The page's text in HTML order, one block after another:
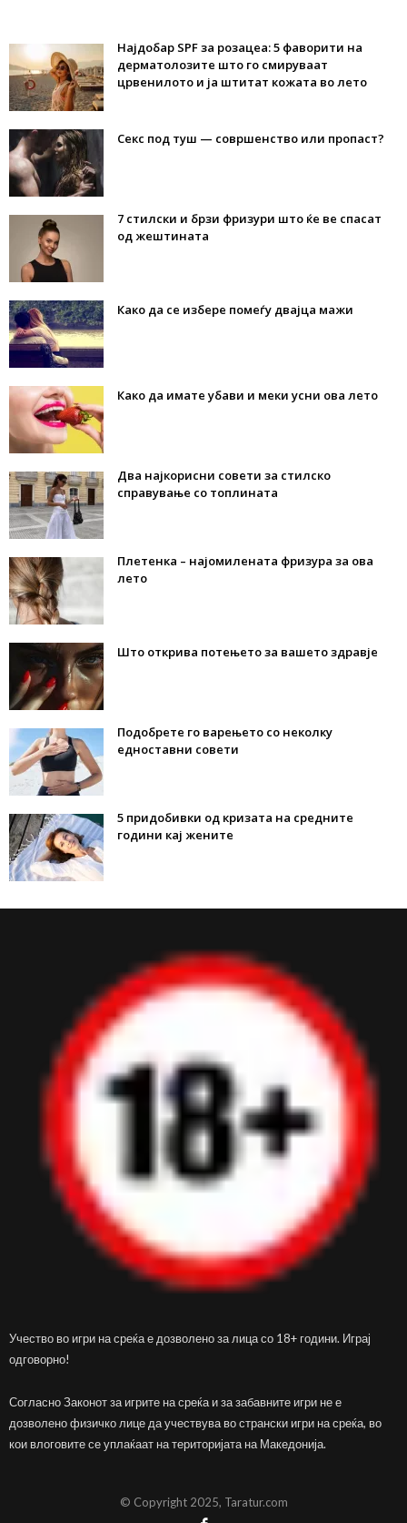
Најдобар SPF за розацеа: 5 фаворити на
дерматолозите што го смируваат
црвенилото и ја штитат кожата во лето
Секс под туш — совршенство или пропаст?
7 стилски и брзи фризури што ќе ве спасат
од жештината
Како да се избере помеѓу двајца мажи
Како да имате убави и меки усни ова лето
Два најкорисни совети за стилско
справување со топлината
Плетенка – најомилената фризура за ова
лето
Што открива потењето за вашето здравје
Подобрете го варењето со неколку
едноставни совети
5 придобивки од кризата на средните
години кај жените
Учество во игри на среќа е дозволено за лица со 18+ години. Играј
одговорно!
Согласно Законот за игрите на среќа и за забавните игри не е
дозволено физичко лице да учествува во странски игри на среќа, во
кои влоговите се уплаќаат на територијата на Македонија.
© Copyright 2025, Taratur.com